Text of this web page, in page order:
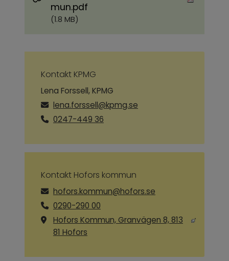
mun.pdf
(1.8 MB)
Kontakt KPMG
Lena Forssell, KPMG
lena.forssell@kpmg.se
0247-449 36
Kontakt Hofors kommun
hofors.kommun@hofors.se
0290-290 00
Hofors Kommun, Granvägen 8, 813
81 Hofors